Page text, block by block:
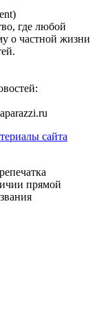
где любой
о частной жизни
сайта
прямой